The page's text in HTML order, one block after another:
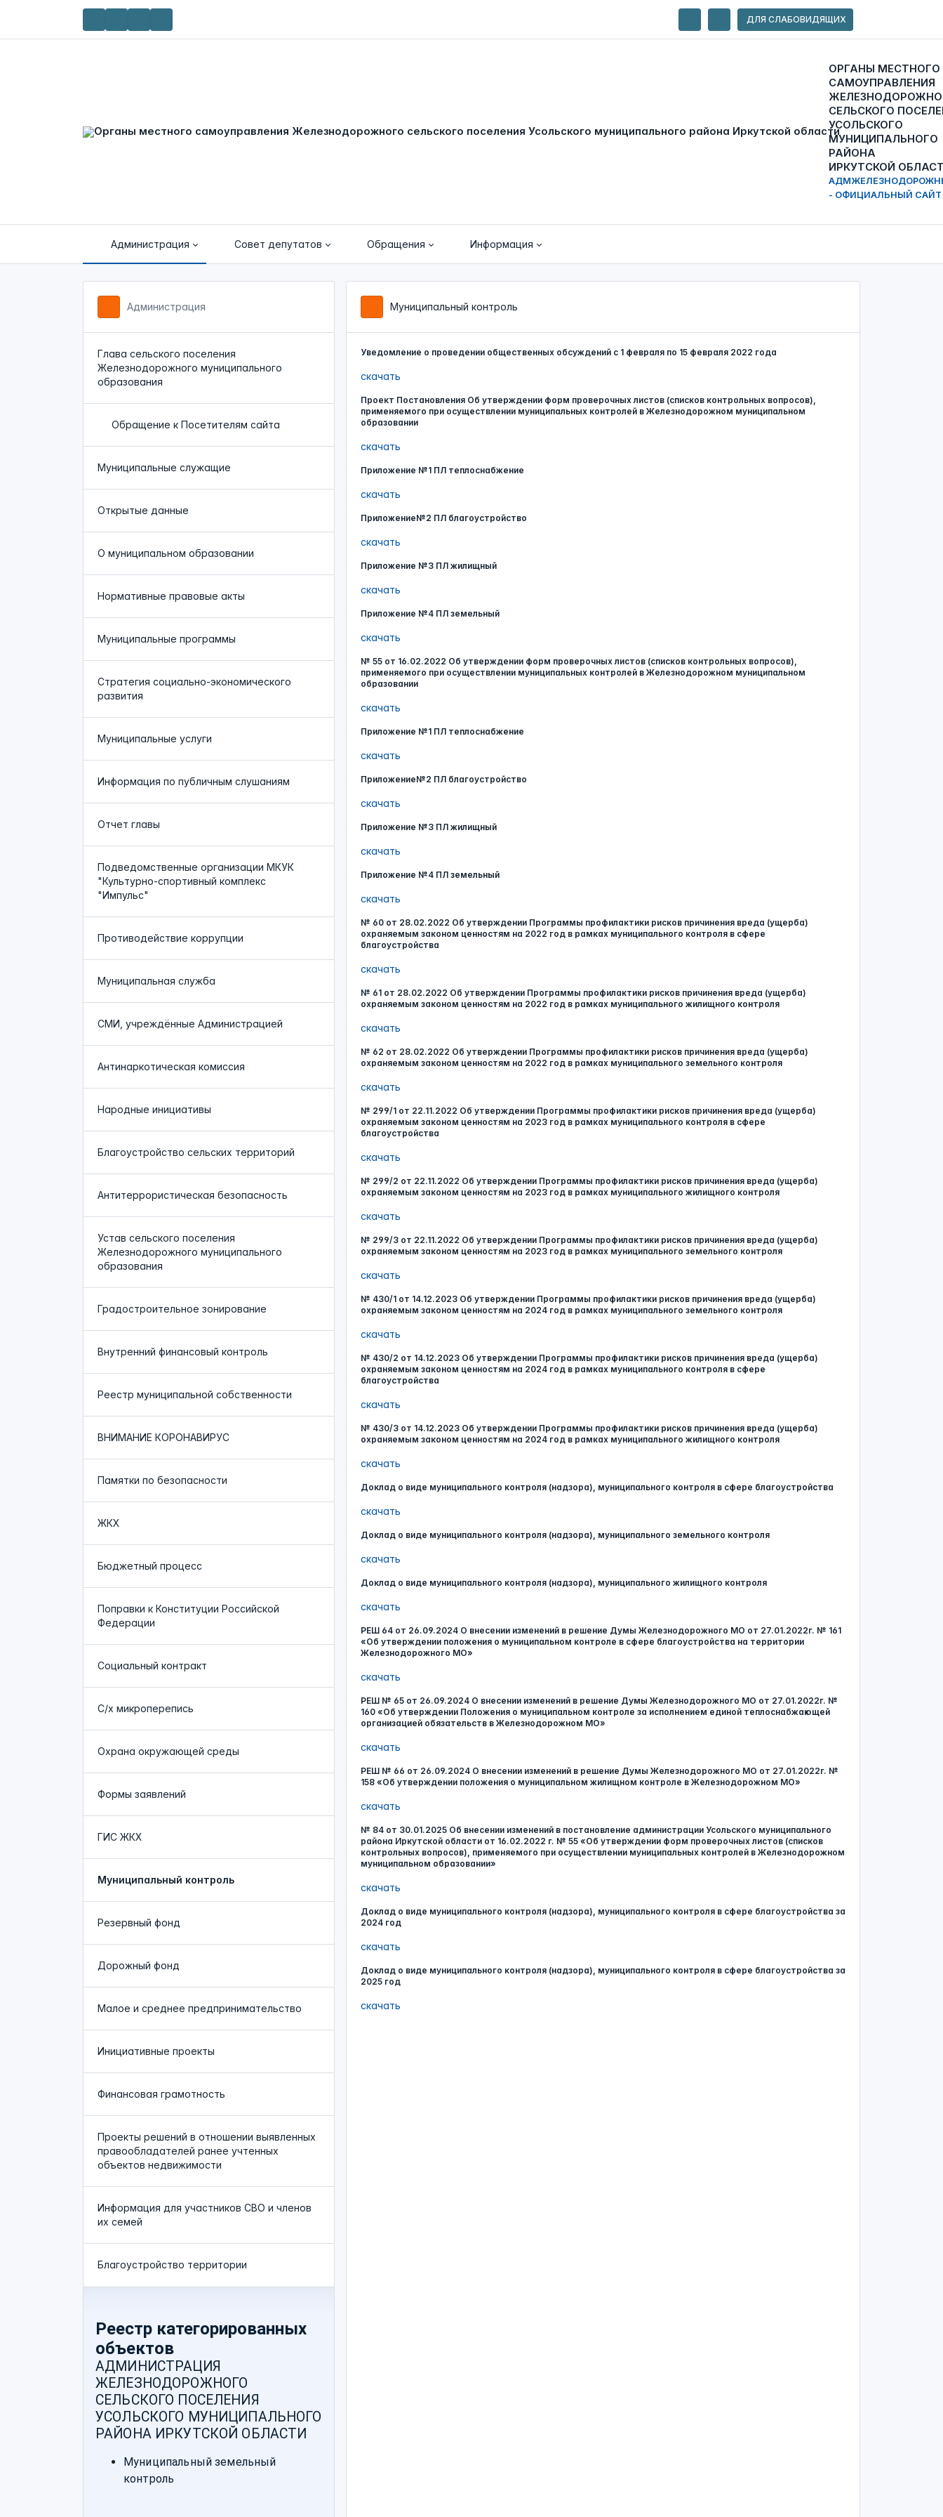
ДЛЯ СЛАБОВИДЯЩИХ
ОРГАНЫ МЕСТНОГО
САМОУПРАВЛЕНИЯ
СЕЛЬСКОГО
УСОЛЬСКОГО
МУНИЦИПАЛЬНОГО
РАЙОНА
ИРКУТСКОЙ
- ОФИЦИАЛЬНЫЙ САЙТ
Администрация Совет депутатов Обращения Информация
Администрация
Глава сельского поселения
Железнодорожного муниципального
образования
Обращение к Посетителям сайта
Муниципальные служащие
Открытые данные
О муниципальном образовании
Нормативные правовые акты
Муниципальные программы
Стратегия социально-экономического
развития
Муниципальные услуги
Информация по публичным слушаниям
Отчет главы
Подведомственные организации МКУК
"Культурно-спортивный комплекс
"Импульс"
Противодействие коррупции
Муниципальная служба
СМИ, учреждённые Администрацией
Антинаркотическая комиссия
Народные инициативы
Благоустройство сельских территорий
Антитеррористическая безопасность
Устав сельского поселения
Железнодорожного муниципального
образования
Градостроительное зонирование
Внутренний финансовый контроль
Реестр муниципальной собственности
ВНИМАНИЕ КОРОНАВИРУС
Памятки по безопасности
ЖКХ
Бюджетный процесс
Поправки к Конституции Российской
Федерации
Социальный контракт
С/х микроперепись
Охрана окружающей среды
Формы заявлений
ГИС ЖКХ
Муниципальный контроль
Резервный фонд
Дорожный фонд
Малое и среднее предпринимательство
Инициативные проекты
Финансовая грамотность
Проекты решений в отношении выявленных
правообладателей ранее учтенных
объектов недвижимости
Информация для участников СВО и членов
их семей
Благоустройство территории
Муниципальный контроль
Уведомление о проведении общественных обсуждений с 1 февраля по 15 февраля 2022 года
скачать
Проект Постановления Об утверждении форм проверочных листов (списков контрольных вопросов),
применяемого при осуществлении муниципальных контролей в Железнодорожном муниципальном
образовании
скачать
Приложение №1 ПЛ теплоснабжение
скачать
Приложение№2 ПЛ благоустройство
скачать
Приложение №3 ПЛ жилищный
скачать
Приложение №4 ПЛ земельный
скачать
№ 55 от 16.02.2022 Об утверждении форм проверочных листов (списков контрольных вопросов),
применяемого при осуществлении муниципальных контролей в Железнодорожном муниципальном
образовании
скачать
Приложение №1 ПЛ теплоснабжение
скачать
Приложение№2 ПЛ благоустройство
скачать
Приложение №3 ПЛ жилищный
скачать
Приложение №4 ПЛ земельный
скачать
№ 60 от 28.02.2022 Об утверждении Программы профилактики рисков причинения вреда (ущерба)
охраняемым законом ценностям на 2022 год в рамках муниципального контроля в сфере
благоустройства
скачать
№ 61 от 28.02.2022 Об утверждении Программы профилактики рисков причинения вреда (ущерба)
охраняемым законом ценностям на 2022 год в рамках муниципального жилищного контроля
скачать
№ 62 от 28.02.2022 Об утверждении Программы профилактики рисков причинения вреда (ущерба)
охраняемым законом ценностям на 2022 год в рамках муниципального земельного контроля
скачать
№ 299/1 от 22.11.2022 Об утверждении Программы профилактики рисков причинения вреда (ущерба)
охраняемым законом ценностям на 2023 год в рамках муниципального контроля в сфере
благоустройства
скачать
№ 299/2 от 22.11.2022 Об утверждении Программы профилактики рисков причинения вреда (ущерба)
охраняемым законом ценностям на 2023 год в рамках муниципального жилищного контроля
скачать
№ 299/3 от 22.11.2022 Об утверждении Программы профилактики рисков причинения вреда (ущерба)
охраняемым законом ценностям на 2023 год в рамках муниципального земельного контроля
скачать
№ 430/1 от 14.12.2023 Об утверждении Программы профилактики рисков причинения вреда (ущерба)
охраняемым законом ценностям на 2024 год в рамках муниципального земельного контроля
скачать
№ 430/2 от 14.12.2023 Об утверждении Программы профилактики рисков причинения вреда (ущерба)
охраняемым законом ценностям на 2024 год в рамках муниципального контроля в сфере
благоустройства
скачать
№ 430/3 от 14.12.2023 Об утверждении Программы профилактики рисков причинения вреда (ущерба)
охраняемым законом ценностям на 2024 год в рамках муниципального жилищного контроля
скачать
Доклад о виде муниципального контроля (надзора), муниципального контроля в сфере благоустройства
скачать
Доклад о виде муниципального контроля (надзора), муниципального земельного контроля
скачать
Доклад о виде муниципального контроля (надзора), муниципального жилищного контроля
скачать
РЕШ 64 от 26.09.2024 О внесении изменений в решение Думы Железнодорожного МО от 27.01.2022г. № 161
«Об утверждении положения о муниципальном контроле в сфере благоустройства на территории
Железнодорожного МО»
скачать
РЕШ № 65 от 26.09.2024 О внесении изменений в решение Думы Железнодорожного МО от 27.01.2022г. №
160 «Об утверждении Положения о муниципальном контроле за исполнением единой теплоснабжающей
организацией обязательств в Железнодорожном МО»
скачать
РЕШ № 66 от 26.09.2024 О внесении изменений в решение Думы Железнодорожного МО от 27.01.2022г. №
158 «Об утверждении положения о муниципальном жилищном контроле в Железнодорожном МО»
скачать
№ 84 от 30.01.2025 Об внесении изменений в постановление администрации Усольского муниципального
района Иркутской области от 16.02.2022 г. № 55 «Об утверждении форм проверочных листов (списков
контрольных вопросов), применяемого при осуществлении муниципальных контролей в Железнодорожном
муниципальном образовании»
скачать
Доклад о виде муниципального контроля (надзора), муниципального контроля в сфере благоустройства за
2024 год
скачать
Доклад о виде муниципального контроля (надзора), муниципального контроля в сфере благоустройства за
2025 год
скачать